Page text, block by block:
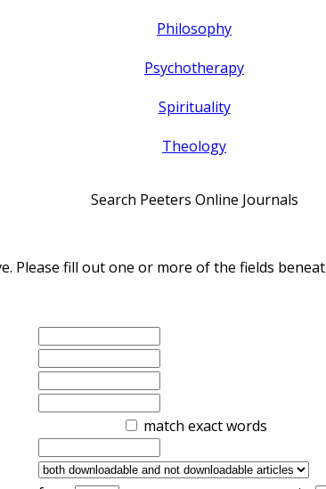
Philosophy
Psychotherapy
Spirituality
Theology
Search Peeters Online Journals
Please fill out one or more of the fields
match exact words